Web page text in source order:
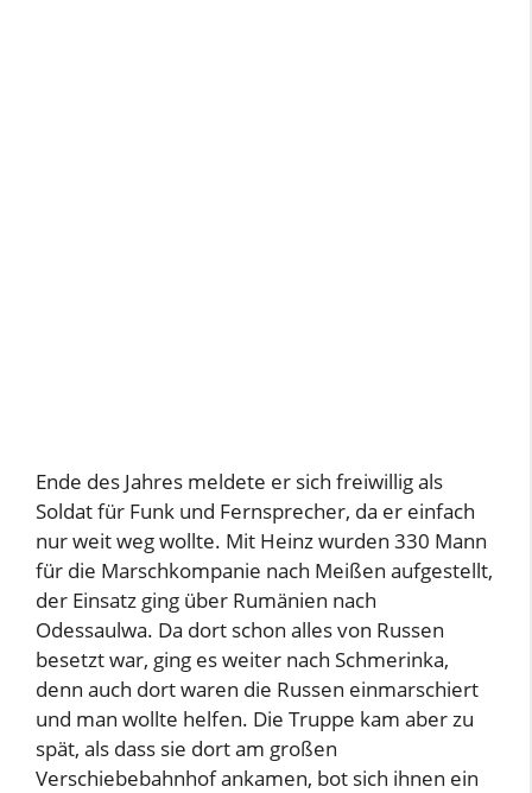
Ende des Jahres meldete er sich freiwillig als
Soldat für Funk und Fernsprecher, da er einfach
nur weit weg wollte. Mit Heinz wurden 330 Mann
für die Marschkompanie nach Meißen aufgestellt,
der Einsatz ging über Rumänien nach
Odessaulwa. Da dort schon alles von Russen
besetzt war, ging es weiter nach Schmerinka,
denn auch dort waren die Russen einmarschiert
und man wollte helfen. Die Truppe kam aber zu
spät, als dass sie dort am großen
Verschiebebahnhof ankamen, bot sich ihnen ein